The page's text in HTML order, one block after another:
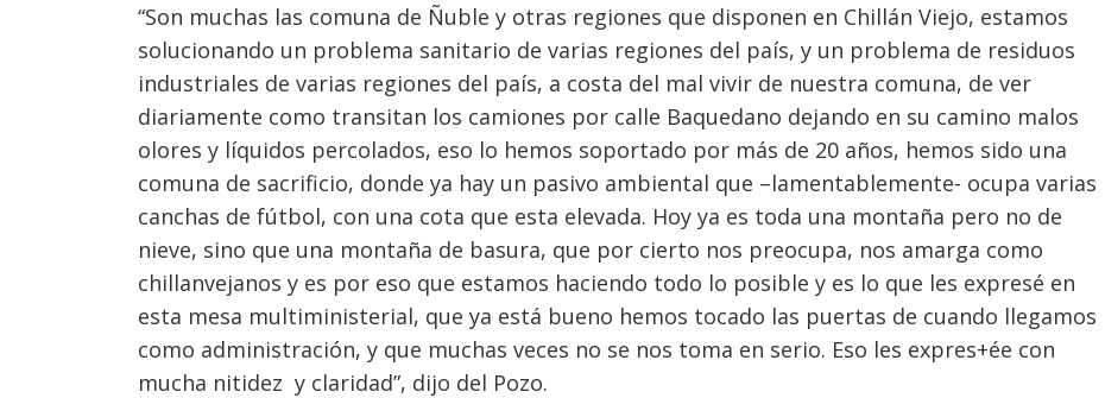
“Son muchas las comuna de Ñuble y otras regiones que disponen en Chillán Viejo, estamos
solucionando un problema sanitario de varias regiones del país, y un problema de residuos
industriales de varias regiones del país, a costa del mal vivir de nuestra comuna, de ver
diariamente como transitan los camiones por calle Baquedano dejando en su camino malos
olores y líquidos percolados, eso lo hemos soportado por más de 20 años, hemos sido una
comuna de sacrificio, donde ya hay un pasivo ambiental que –lamentablemente- ocupa varias
canchas de fútbol, con una cota que esta elevada. Hoy ya es toda una montaña pero no de
nieve, sino que una montaña de basura, que por cierto nos preocupa, nos amarga como
chillanvejanos y es por eso que estamos haciendo todo lo posible y es lo que les expresé en
esta mesa multiministerial, que ya está bueno hemos tocado las puertas de cuando llegamos
como administración, y que muchas veces no se nos toma en serio. Eso les expres+ée con
mucha nitidez y claridad”, dijo del Pozo.
Navegación